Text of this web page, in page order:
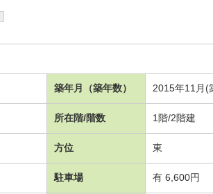
築年月（築年数） 2015年11月(
所在階/階数 1階/2階建
方位 東
駐車場 有 6,600円